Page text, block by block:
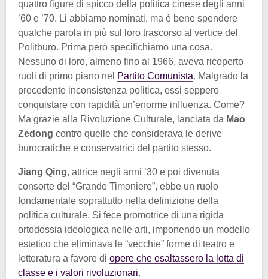
quattro figure di spicco della politica cinese degli anni
’60 e ’70. Li abbiamo nominati, ma è bene spendere
qualche parola in più sul loro trascorso al vertice del
Politburo. Prima però specifichiamo una cosa.
Nessuno di loro, almeno fino al 1966, aveva ricoperto
ruoli di primo piano nel Partito Comunista. Malgrado la
precedente inconsistenza politica, essi seppero
conquistare con rapidità un’enorme influenza. Come?
Ma grazie alla Rivoluzione Culturale, lanciata da Mao
Zedong contro quelle che considerava le derive
burocratiche e conservatrici del partito stesso.
Jiang Qing, attrice negli anni ’30 e poi divenuta
consorte del “Grande Timoniere”, ebbe un ruolo
fondamentale soprattutto nella definizione della
politica culturale. Si fece promotrice di una rigida
ortodossia ideologica nelle arti, imponendo un modello
estetico che eliminava le “vecchie” forme di teatro e
letteratura a favore di opere che esaltassero la lotta di
classe e i valori rivoluzionari.